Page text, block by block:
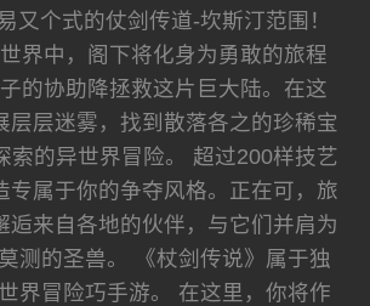
又个式的仗剑传道-坎斯汀范围！
界中，阁下将化身为勇敢的旅程
的协助降拯救这片巨大陆。在这
层层迷雾，找到散落各之的珍稀宝
索的异世界冒险。 超过200样技艺
专属于你的争夺风格。正在可，旅
逅来自各地的伙伴，与它们并肩为
测的圣兽。 《杖剑传说》属于独
界冒险巧手游。 在这里，你将作